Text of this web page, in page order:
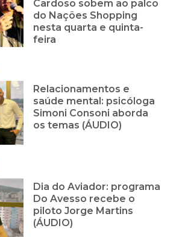
Cardoso sobem ao palco
do Nações Shopping
nesta quarta e quinta-
feira
Relacionamentos e
saúde mental: psicóloga
Simoni Consoni aborda
os temas (ÁUDIO)
Dia do Aviador: programa
Do Avesso recebe o
piloto Jorge Martins
(ÁUDIO)